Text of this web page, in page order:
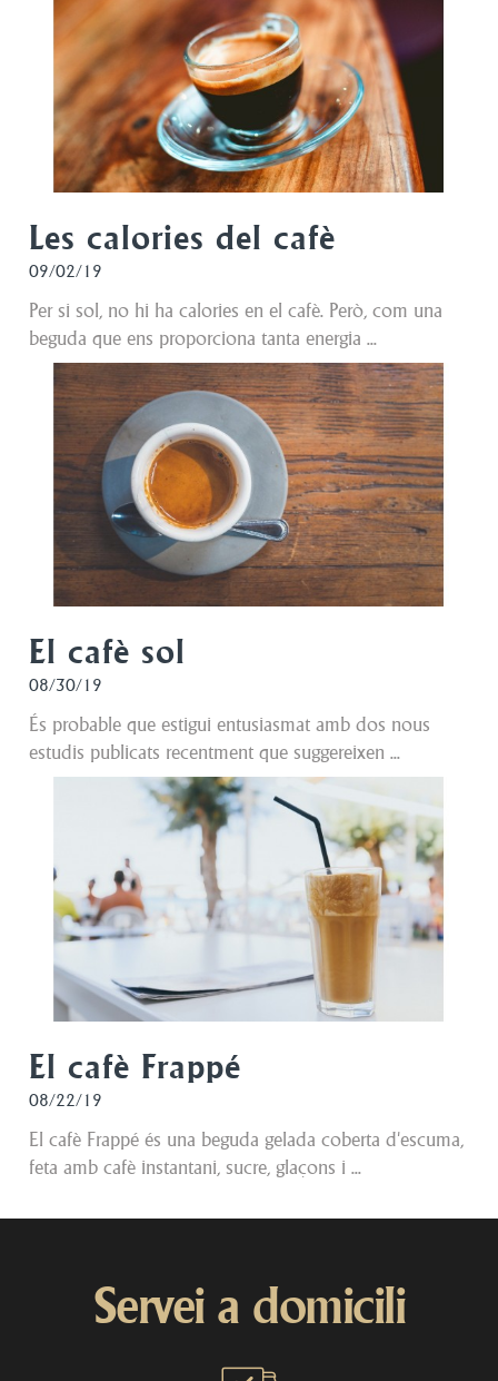
Les calories del cafè
09/02/19
Per si sol, no hi ha calories en el cafè. Però, com una
beguda que ens proporciona tanta energia ...
El cafè sol
08/30/19
És probable que estigui entusiasmat amb dos nous
estudis publicats recentment que suggereixen ...
El cafè Frappé
08/22/19
El cafè Frappé és una beguda gelada coberta d'escuma,
feta amb cafè instantani, sucre, glaçons i ...
Servei a domicili